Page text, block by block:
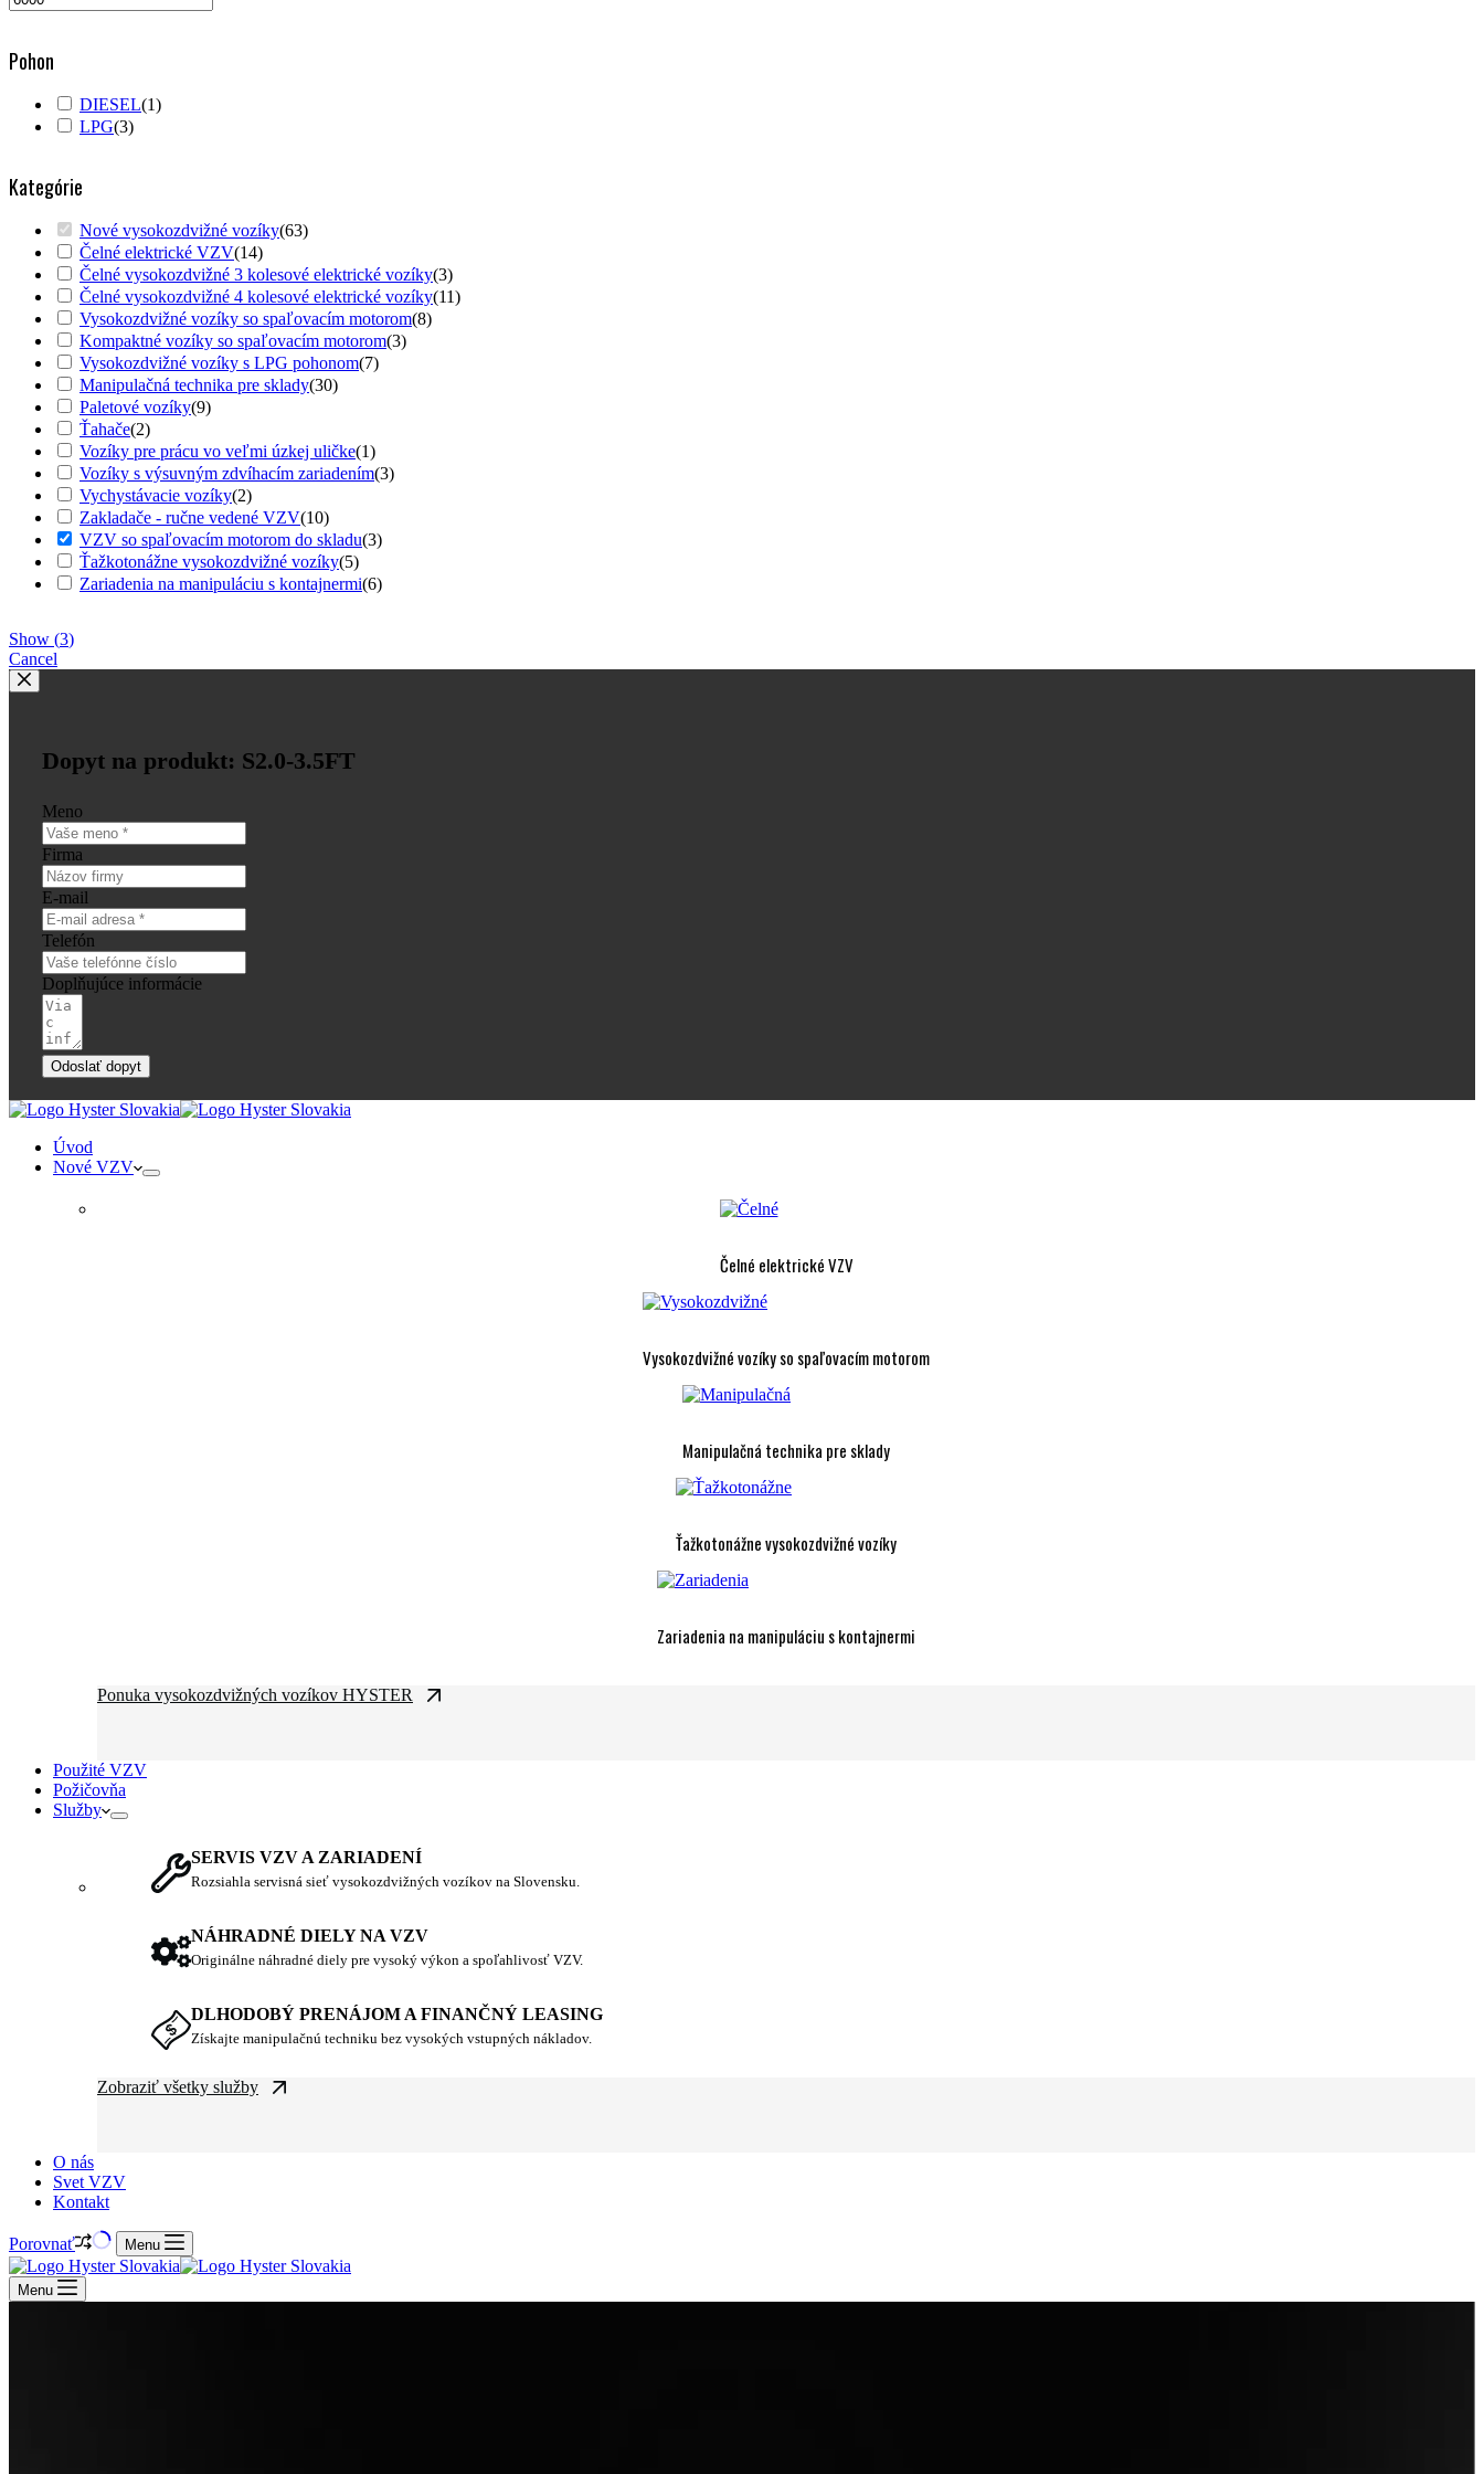
Pohon
DIESEL(1)
LPG(3)
Kategórie
Nové vysokozdvižné vozíky(63)
Čelné elektrické VZV(14)
Čelné vysokozdvižné 3 kolesové elektrické vozíky(3)
Čelné vysokozdvižné 4 kolesové elektrické vozíky(11)
Vysokozdvižné vozíky so spaľovacím motorom(8)
Kompaktné vozíky so spaľovacím motorom(3)
Vysokozdvižné vozíky s LPG pohonom(7)
Manipulačná technika pre sklady(30)
Paletové vozíky(9)
Ťahače(2)
Vozíky pre prácu vo veľmi úzkej uličke(1)
Vozíky s výsuvným zdvíhacím zariadením(3)
Vychystávacie vozíky(2)
Zakladače - ručne vedené VZV(10)
VZV so spaľovacím motorom do skladu(3)
Ťažkotonážne vysokozdvižné vozíky(5)
Zariadenia na manipuláciu s kontajnermi(6)
Show (3)
Cancel
Dopyt na produkt: S2.0-3.5FT
Meno
Firma
E-mail
Telefón
Doplňujúce informácie
Odoslať dopyt
Úvod
Nové VZV
Čelné elektrické VZV
Vysokozdvižné vozíky so spaľovacím motorom
Manipulačná technika pre sklady
Ťažkotonážne vysokozdvižné vozíky
Zariadenia na manipuláciu s kontajnermi
Ponuka vysokozdvižných vozíkov HYSTER
Použité VZV
Požičovňa
Služby
SERVIS VZV A ZARIADENÍ
Rozsiahla servisná sieť vysokozdvižných vozíkov na Slovensku.
NÁHRADNÉ DIELY NA VZV
Originálne náhradné diely pre vysoký výkon a spoľahlivosť VZV.
DLHODOBÝ PRENÁJOM A FINANČNÝ LEASING
Získajte manipulačnú techniku bez vysokých vstupných nákladov.
Zobraziť všetky služby
O nás
Svet VZV
Kontakt
Porovnať Menu
Menu